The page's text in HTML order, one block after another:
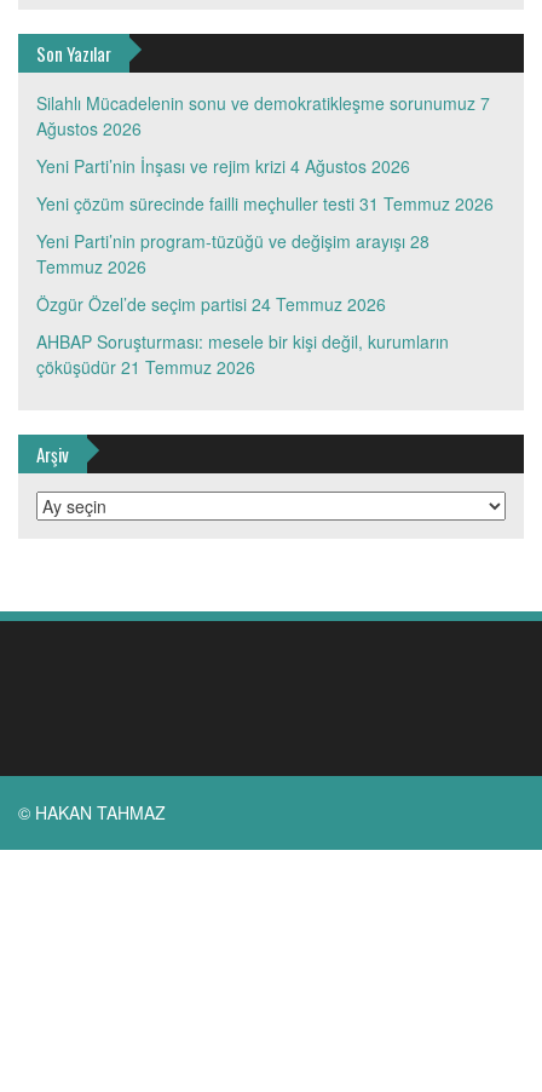
Son Yazılar
Silahlı Mücadelenin sonu ve demokratikleşme sorunumuz 7
Ağustos 2026
Yeni Parti’nin İnşası ve rejim krizi 4 Ağustos 2026
Yeni çözüm sürecinde failli meçhuller testi 31 Temmuz 2026
Yeni Parti’nin program-tüzüğü ve değişim arayışı 28
Temmuz 2026
Özgür Özel’de seçim partisi 24 Temmuz 2026
AHBAP Soruşturması: mesele bir kişi değil, kurumların
çöküşüdür 21 Temmuz 2026
Arşiv
Arşiv
© HAKAN TAHMAZ